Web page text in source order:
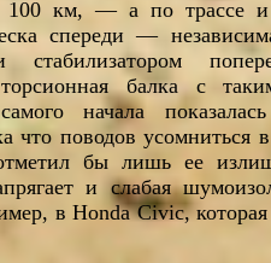
100 км, — а по трассе и
спереди —
балка с
начала
что поводов усомниться
бы лишь ее
и слабая
в Honda Civic,